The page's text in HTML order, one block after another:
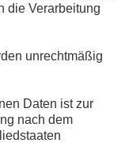
die Verarbeitung
unrechtmäßig
Daten ist zur
nach dem